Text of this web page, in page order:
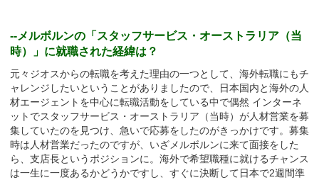
--メルボルンの「スタッフサービス・オーストラリア（当
時）」に就職された経緯は？
元々ジオスからの転職を考えた理由の一つとして、海外転職にもチ
ャレンジしたいということがありましたので、日本国内と海外の人
材エージェントを中心に転職活動をしている中で偶然 インターネ
ットでスタッフサービス・オーストラリア（当時）が人材営業を募
集していたのを見つけ、急いで応募をしたのがきっかけです。募集
時は人材営業だったのですが、いざメルボルンに来て面接をした
ら、支店長というポジションに。海外で希望職種に就けるチャンス
は一生に一度あるかどうかですし、すぐに決断して日本で2週間準